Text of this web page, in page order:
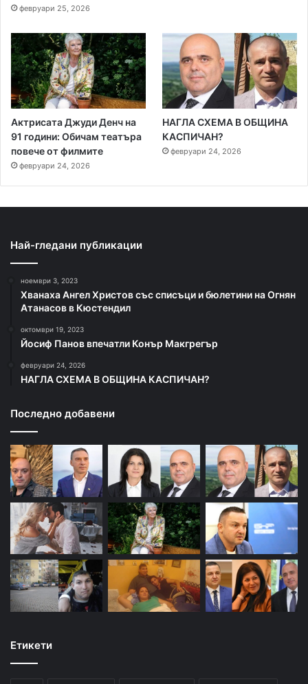
февруари 25, 2026
Актрисата Джуди Денч на
91 години: Обичам театъра
повече от филмите
февруари 24, 2026
НАГЛА СХЕМА В ОБЩИНА
КАСПИЧАН?
февруари 24, 2026
Най-гледани публикации
ноември 3, 2023
Хванаха Ангел Христов със списъци и бюлетини на Огнян
Атанасов в Кюстендил
октомври 19, 2023
Йосиф Панов впечатли Конър Макгрегър
февруари 24, 2026
НАГЛА СХЕМА В ОБЩИНА КАСПИЧАН?
Последно добавени
Етикети